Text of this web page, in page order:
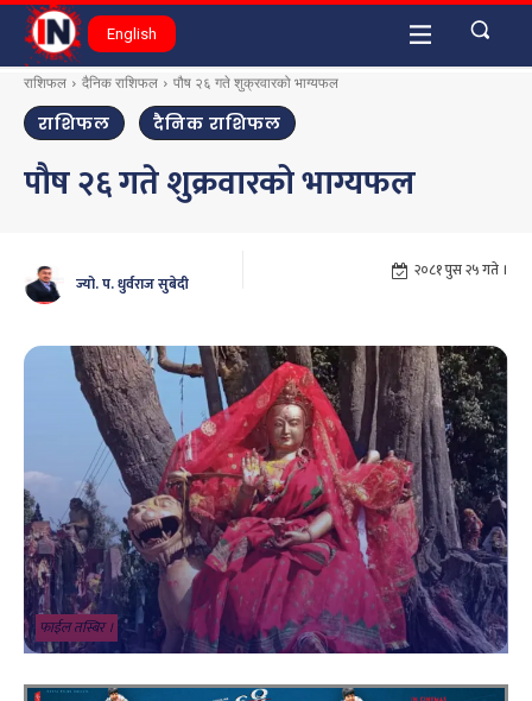
English
राशिफल दैनिक राशिफल पौष २६ गते शुक्रवारको भाग्यफल
राशिफल दैनिक राशिफल
पौष २६ गते शुक्रवारको भाग्यफल
ज्यो. प. धुर्वराज सुबेदी
२०८१ पुस २५ गते ।
फाईल तस्बिर ।